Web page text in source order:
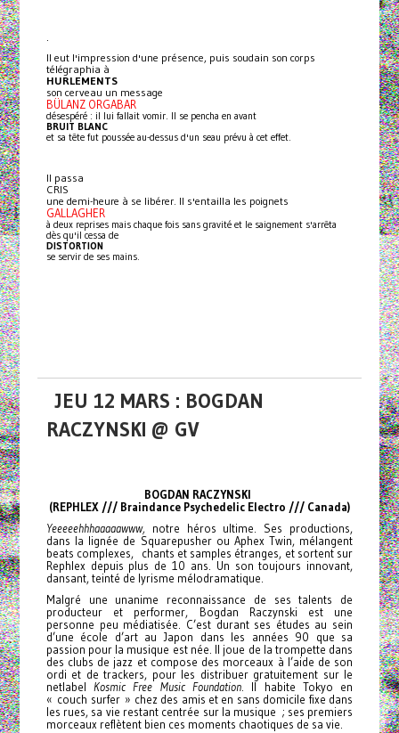
.
Il eut l'impression d'une présence, puis soudain son corps
télégraphia à
HURLEMENTS
son cerveau un message
BÜLANZ ORGABAR
désespéré : il lui fallait vomir. Il se pencha en avant
BRUIT BLANC
et sa tête fut poussée au-dessus d'un seau prévu à cet effet.
Il passa
CRIS
une demi-heure à se libérer. Il s'entailla les poignets
GALLAGHER
à deux reprises mais chaque fois sans gravité et le saignement s'arrêta
dès qu'il cessa de
DISTORTION
se servir de ses mains.
JEU 12 MARS : BOGDAN
RACZYNSKI @ GV
BOGDAN RACZYNSKI
(REPHLEX /// Braindance Psychedelic Electro /// Canada)
Yeeeeehhhaaaaawww, notre héros ultime. Ses productions,
dans la lignée de Squarepusher ou Aphex Twin, mélangent
beats complexes, chants et samples étranges, et sortent sur
Rephlex depuis plus de 10 ans. Un son toujours innovant,
dansant, teinté de lyrisme mélodramatique.
Malgré une unanime reconnaissance de ses talents de
producteur et performer, Bogdan Raczynski est une
personne peu médiatisée. C’est durant ses études au sein
d’une école d’art au Japon dans les années 90 que sa
passion pour la musique est née. Il joue de la trompette dans
des clubs de jazz et compose des morceaux à l’aide de son
ordi et de trackers, pour les distribuer gratuitement sur le
netlabelKosmic Free Music Foundation. Il habite Tokyo en
« couch surfer » chez des amis et en sans domicile fixe dans
les rues, sa vie restant centrée sur la musique ; ses premiers
morceaux reflètent bien ces moments chaotiques de sa vie.